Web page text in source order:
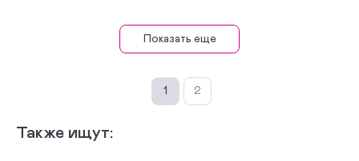
Показать еще
1 2
Также ищут: